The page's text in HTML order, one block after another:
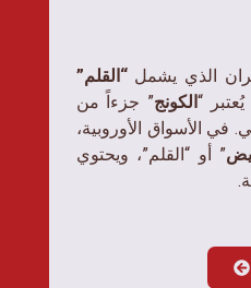
الذي يشمل “القلم”
“الكونج” جزءاً من
في الأسواق الأوروبية،
” أو “القلم”، ويحتوي